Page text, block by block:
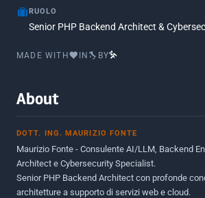
Luglio 2016
Febbraio 2016
Giugno 2012
Maggio 2011
Dicembre 2010
RUOLO
Senior PHP Backend Architect &
MADE WITH IN BY
About
DOTT. ING. MAURIZIO FONTE
Maurizio Fonte - Consulente AI/LLM, Backend
Architect e Cybersecurity Specialist.
Senior PHP Backend Architect con profonde
architetture a supporto di servizi web e cloud.